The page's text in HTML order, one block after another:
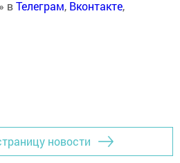
вТелеграм, Вконтакте,
новости